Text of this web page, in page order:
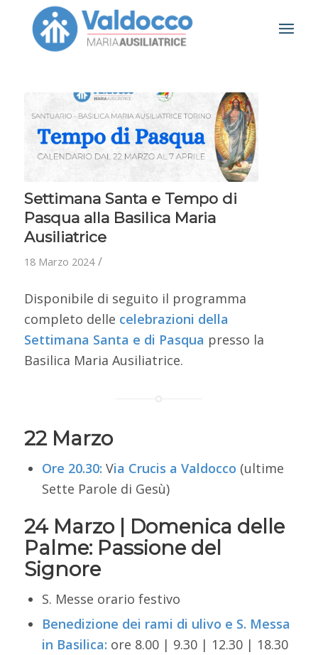
Settimana Santa e Tempo di
Pasqua alla Basilica Maria
Ausiliatrice
18 Marzo 2024 /
Disponibile di seguito il programma
completo delle celebrazioni della
Settimana Santa e di Pasqua presso la
Basilica Maria Ausiliatrice.
22 Marzo
Ore 20.30: Via Crucis a Valdocco (ultime
Sette Parole di Gesù)
24 Marzo | Domenica delle
Palme: Passione del
Signore
S. Messe orario festivo
Benedizione dei rami di ulivo e S. Messa
in Basilica: ore 8.00 | 9.30 | 12.30 | 18.30